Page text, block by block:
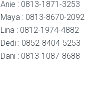
Anie : 0813-1871-3253
Maya : 0813-8670-2092
Lina : 0812-1974-4882
Dedi : 0852-8404-5253
Dani : 0813-1087-8688